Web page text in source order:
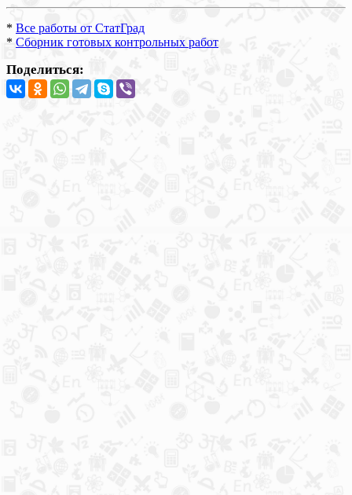
* Все работы от СтатГрад
* Сборник готовых контрольных работ
Поделиться: